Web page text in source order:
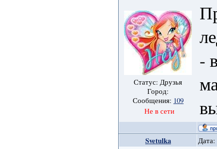
Статус: Друзья
Город:
Сообщения: 109
Не в сети
-
Svetulka